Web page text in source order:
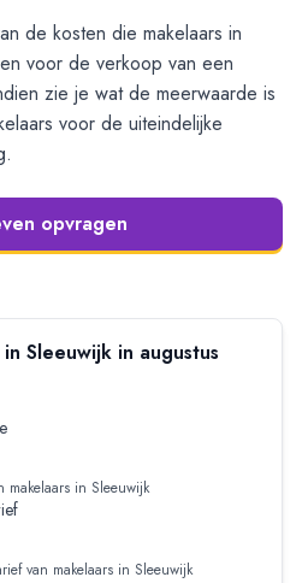
de kosten die makelaars in
voor de verkoop van een
zie je wat de meerwaarde is
voor de uiteindelijke
opvragen
Sleeuwijk in augustus
makelaars in Sleeuwijk
van makelaars in Sleeuwijk